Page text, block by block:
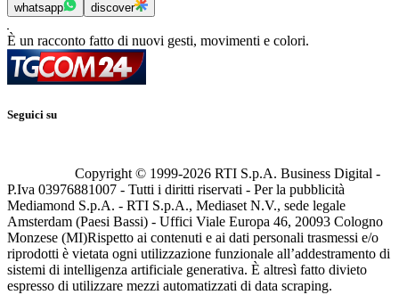
whatsapp discover
È un racconto fatto di nuovi gesti, movimenti e colori.
Seguici su
Copyright © 1999-2026 RTI S.p.A. Business Digital -
P.Iva 03976881007 - Tutti i diritti riservati - Per la pubblicità
Mediamond S.p.A. - RTI S.p.A., Mediaset N.V., sede legale
Amsterdam (Paesi Bassi) - Uffici Viale Europa 46, 20093 Cologno
Monzese (MI)Rispetto ai contenuti e ai dati personali trasmessi e/o
riprodotti è vietata ogni utilizzazione funzionale all’addestramento di
sistemi di intelligenza artificiale generativa. È altresì fatto divieto
espresso di utilizzare mezzi automatizzati di data scraping.